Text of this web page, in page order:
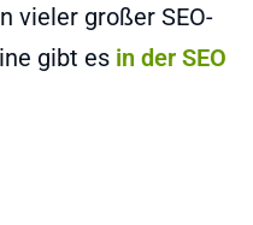
vieler großer SEO-
gibt es in der SEO